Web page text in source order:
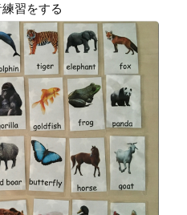
習をする